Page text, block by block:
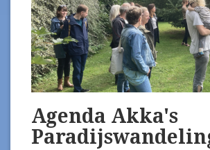
Agenda Akka's